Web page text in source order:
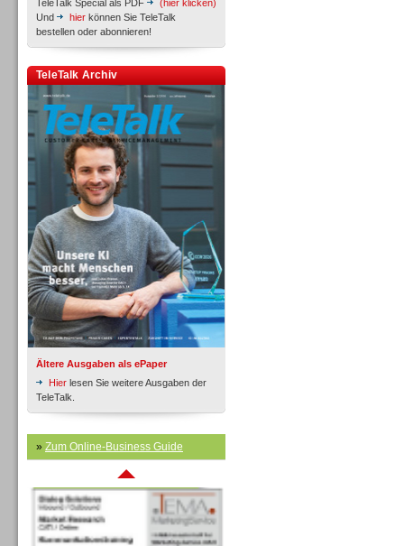
TeleTalk Special als PDF
(hier klicken)
Und
hier können Sie TeleTalk
bestellen oder abonnieren!
TeleTalk Archiv
Ältere Ausgaben als ePaper
Hier lesen Sie weitere Ausgaben der
TeleTalk.
» Zum Online-Business Guide
Inbound
Inbound
Inbound